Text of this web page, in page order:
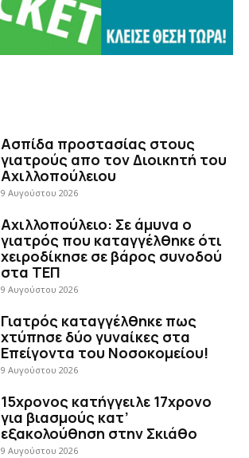
Ασπίδα προστασίας στους
γιατρούς απο τον Διοικητή του
Αχιλλοπούλειου
9 Αυγούστου 2026
Αχιλλοπούλειο: Σε άμυνα ο
γιατρός που καταγγέλθηκε ότι
χειροδίκησε σε βάρος συνοδού
στα ΤΕΠ
9 Αυγούστου 2026
Γιατρός καταγγέλθηκε πως
χτύπησε δύο γυναίκες στα
Επείγοντα του Νοσοκομείου!
9 Αυγούστου 2026
15χρονος κατήγγειλε 17χρονο
για βιασμούς κατ’
εξακολούθηση στην Σκιάθο
9 Αυγούστου 2026